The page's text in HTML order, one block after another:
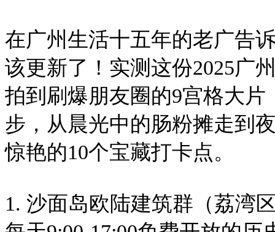
在广州生活十五年的老广告
该更新了！实测这份2025广
拍到刷爆朋友圈的9宫格大
步，从晨光中的肠粉摊走到
惊艳的10个宝藏打卡点。
1. 沙面岛欧陆建筑群（荔湾